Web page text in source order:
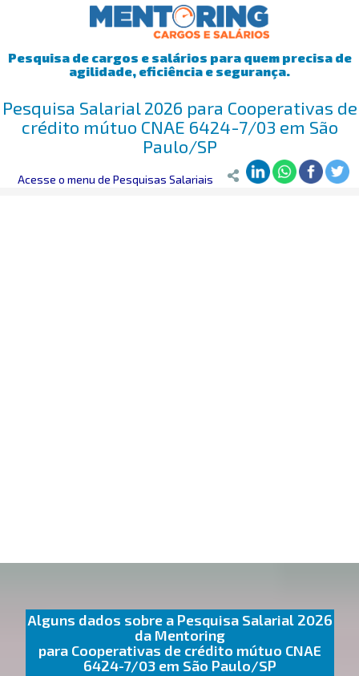
Pesquisa de cargos e salários para quem precisa de
agilidade, eficiência e segurança.
Pesquisa Salarial 2026 para Cooperativas de
crédito mútuo CNAE 6424-7/03 em São
Paulo/SP
Mentoring>Pesquisa Salarial>São Paulo/SP>Cooperativas de
Acesse o menu de Pesquisas Salariais
Alguns dados sobre a Pesquisa Salarial 2026
da Mentoring
para Cooperativas de crédito mútuo CNAE
6424-7/03 em São Paulo/SP